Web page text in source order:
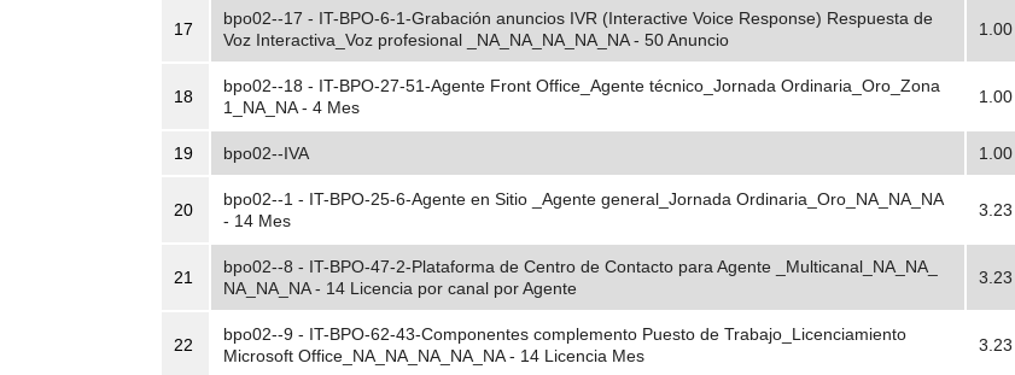
17
bpo02--17 - IT-BPO-6-1-Grabación anuncios IVR (Interactive Voice Response) Respuesta de
Voz Interactiva_Voz profesional _NA_NA_NA_NA_NA - 50 Anuncio
1.00
18
bpo02--18 - IT-BPO-27-51-Agente Front Office_Agente técnico_Jornada Ordinaria_Oro_Zona
1_NA_NA - 4 Mes
1.00
19 bpo02--IVA 1.00
20
bpo02--1 - IT-BPO-25-6-Agente en Sitio _Agente general_Jornada Ordinaria_Oro_NA_NA_NA
- 14 Mes
3.23
21
bpo02--8 - IT-BPO-47-2-Plataforma de Centro de Contacto para Agente _Multicanal_NA_NA_
NA_NA_NA - 14 Licencia por canal por Agente
3.23
22
bpo02--9 - IT-BPO-62-43-Componentes complemento Puesto de Trabajo_Licenciamiento
Microsoft Office_NA_NA_NA_NA_NA - 14 Licencia Mes
3.23